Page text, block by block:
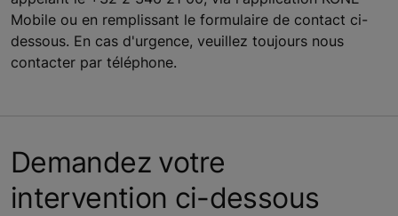
Mobile ou en remplissant le formulaire de contact ci-
dessous. En cas d'urgence, veuillez toujours nous
contacter par téléphone.
Demandez votre
intervention ci-dessous